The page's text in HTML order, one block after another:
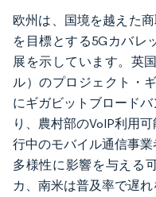
欧州は、国境を越えた
を目標とする5Gカバレ
展を示しています。英
ル）のプロジェクト・
にギガビットブロード
り、農村部のVoIP利用
行中のモバイル通信事
多様性に影響を与える
カ、南米は普及率で遅